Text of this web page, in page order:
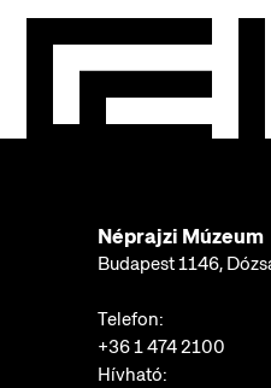
Néprajzi Múzeum
Budapest 1146,
Telefon:
+36 1 474 2100
Hívható: